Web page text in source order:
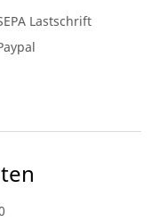
Lastschrift